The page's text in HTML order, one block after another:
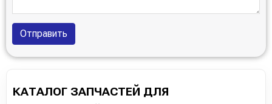
Отправить
КАТАЛОГ ЗАПЧАСТЕЙ ДЛЯ